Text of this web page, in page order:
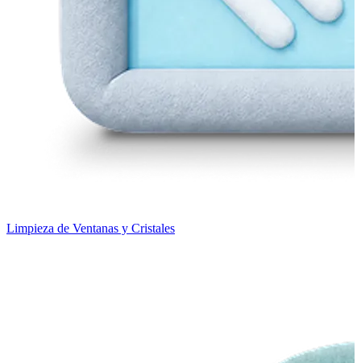
Limpieza de Ventanas y Cristales